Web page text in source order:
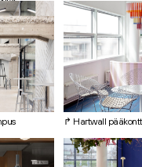
↱ Hartwall